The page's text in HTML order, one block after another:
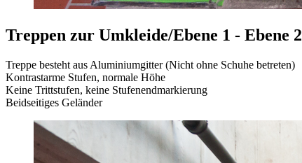
Treppen zur Umkleide/Ebene 1 - Ebene 2
Treppe besteht aus Aluminiumgitter (Nicht ohne Schuhe betreten)
Kontrastarme Stufen, normale Höhe
Keine Trittstufen, keine Stufenendmarkierung
Beidseitiges Geländer